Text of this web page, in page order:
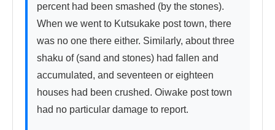
percent had been smashed (by the stones).
When we went to Kutsukake post town, there
was no one there either. Similarly, about three
shaku of (sand and stones) had fallen and
accumulated, and seventeen or eighteen
houses had been crushed. Oiwake post town
had no particular damage to report.